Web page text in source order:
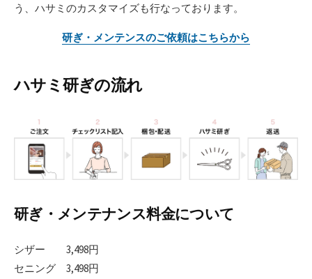
う、ハサミのカスタマイズも行なっております。
研ぎ・メンテンスのご依頼はこちらから
ハサミ研ぎの流れ
研ぎ・メンテナンス料金について
シザー 3,498円
セニング 3,498円